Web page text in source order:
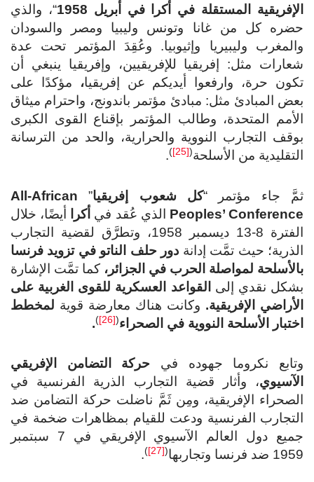
الإفريقية المستقلة في أكرا في أبريل 1958
“، والذي
حضره كل من غانا وتونس وليبيا ومصر والسودان
والمغرب وليبيريا وإثيوبيا. وعُقِدَ المؤتمر تحت عدة
شعارات مثل: إفريقيا للإفريقيين، وإفريقيا ينبغي أن
تكون حرة، وارفعوا أيديكم عن إفريقيا،
مؤكدًا على
بعض المبادئ مثل: مبادئ مؤتمر باندونج، واحترام ميثاق
الأمم المتحدة، وطالب المؤتمر بإقناع القوى الكبرى
بوقف التجارب النووية والحرارية، والحد من الترسانة
التقليدية من الأسلحة(
[25]
)
.
ثمَّ جاء مؤتمر “كل شعوب إفريقيا”
All-African
Peoples’ Conference الذي عُقد في أكرا
أيضًا، خلال
الفترة 8-13 ديسمبر 1958، وتطرَّق لقضية التجارب
الذرية؛ حيث تمَّت إدانة دور حلف الناتو في تزويد فرنسا
بالأسلحة لمواصلة الحرب في الجزائر، كما تمَّت الإشارة
بشكل نقدي إلى القواعد العسكرية للقوى الغربية على
الأراضي الإفريقية. وكانت هناك معارضة قوية لمخطط
اختبار الأسلحة النووية في الصحراء(
[26]
)
.
وتابع نكروما جهوده في حركة التضامن الإفريقي
الآسيوي، وأثار قضية التجارب الذرية الفرنسية في
الصحراء الإفريقية، ومِن ثَمَّ ناضلت حركة التضامن ضد
التجارب الفرنسية ودعت للقيام بمظاهرات ضخمة في
جميع دول العالم الآسيوي الإفريقي في 7 سبتمبر
1959 ضد فرنسا وتجاربها
(
[27]
)
.